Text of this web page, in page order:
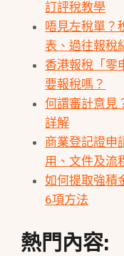
訂評稅教學
唔見左稅單？
表、過往報稅
香港報稅「零
要報稅嗎？
何謂審計意見
詳解
商業登記證申
用、文件及流
如何提取強積
6項方法
熱門內容: